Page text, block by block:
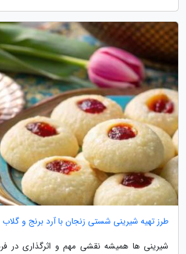
طرز تهیه شیرینی شستی زنجان با آرد برنج و گلاب
شیرینی ها همیشه نقشی مهم و اثرگذاری در